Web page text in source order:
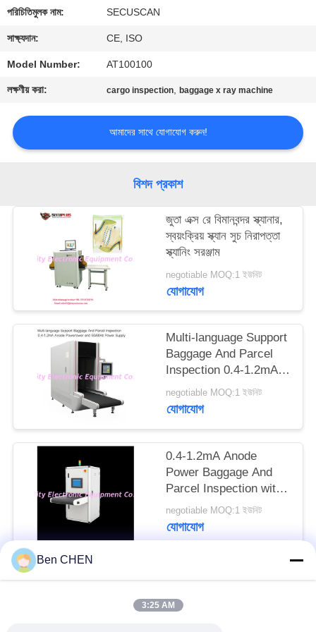
নিয়ন্ত্রণ
যোগাযোগ
করুন
খবর
আবেদন
PRIVACY
POLICY
পরিচিতিমুলক নাম: SECUSCAN
সাক্ষ্যদান: CE, ISO
Model Number: AT100100
লক্ষণীয় করা: cargo inspection,baggage x ray machine
আমাদের সাথে যোগাযোগ করুন!
বিশদ প্রকাশ
জুতা এক্স রে বিমানবন্দর স্ক্যানার,
স্বয়ংক্রিয় স্ক্যান সুচ নিরাপত্তা
স্ক্যানিং সরঞ্জাম
negotiable MOQ:1 ইউনিট
যোগাযোগ
Multi-language Support
Baggage And Parcel
Inspection 0.4-1.2mA
Anode Power and
50/60Hz Power Supply
negotiable MOQ:1 ইউনিট
যোগাযোগ
0.4-1.2mA Anode
Power Baggage And
Parcel Inspection with
Multi-language
Software Interface and
negotiable MOQ:1 ইউনিট
যোগাযোগ
Ben CHEN
3:25 AM